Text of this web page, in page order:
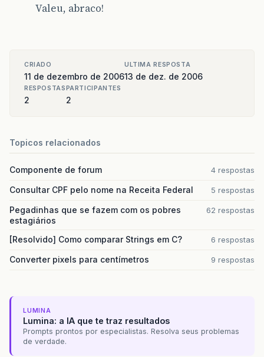
Valeu, abraco!
CRIADO
11 de dezembro de 2006
ULTIMA RESPOSTA
13 de dez. de 2006
RESPOSTAS
2
PARTICIPANTES
2
Topicos relacionados
Componente de forum 4 respostas
Consultar CPF pelo nome na Receita Federal 5 respostas
Pegadinhas que se fazem com os pobres
estagiários
62 respostas
[Resolvido] Como comparar Strings em C? 6 respostas
Converter pixels para centímetros 9 respostas
LUMINA
Lumina: a IA que te traz resultados
Prompts prontos por especialistas. Resolva seus problemas
de verdade.